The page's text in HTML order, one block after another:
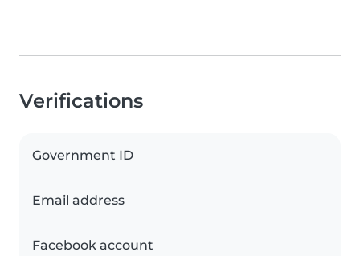
Verifications
Government ID
Email address
Facebook account